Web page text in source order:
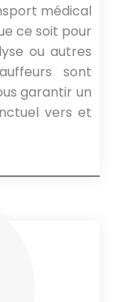
médical
ce soit pour
ou autres
sont
garantir un
vers et